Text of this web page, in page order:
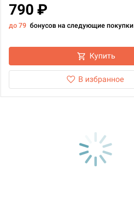
790 ₽
до 79 бонусов на следующие покупки
Купить
В избранное